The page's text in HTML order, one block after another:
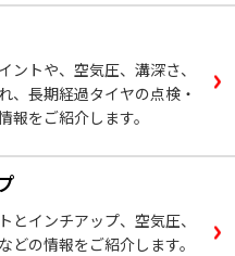
ントや、空気圧、溝深さ、
、長期経過タイヤの点検・
報をご紹介します。
とインチアップ、空気圧、
どの情報をご紹介します。